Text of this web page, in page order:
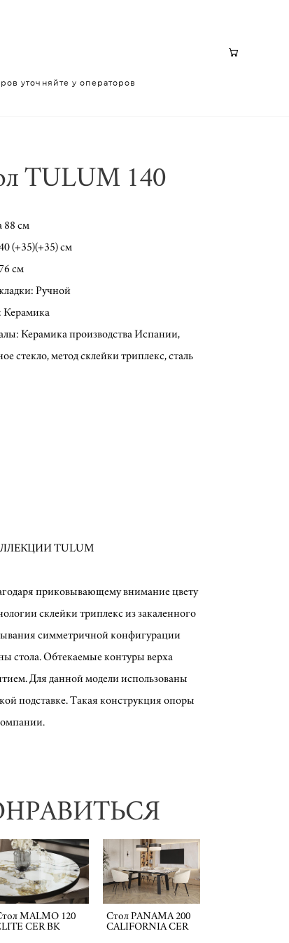
уточняйте у операторов
TULUM 140
см
(+35)(+35) см
см
Ручной
Керамика
Керамика производства Испании,
стекло, метод склейки триплекс, сталь
TULUM
приковывающему внимание цвету
склейки триплекс из закаленного
симметричной конфигурации
стола. Обтекаемые контуры верха
Для данной модели использованы
подставке. Такая конструкция опоры
MALMO 120
CER BK
Стол PANAMA 200
CALIFORNIA CER